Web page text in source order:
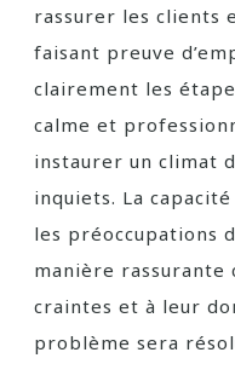
rassurer les clients
faisant preuve
clairement les
calme et
instaurer un climat
inquiets. La
les préoccupations
manière rassurante
craintes et à leur
problème sera